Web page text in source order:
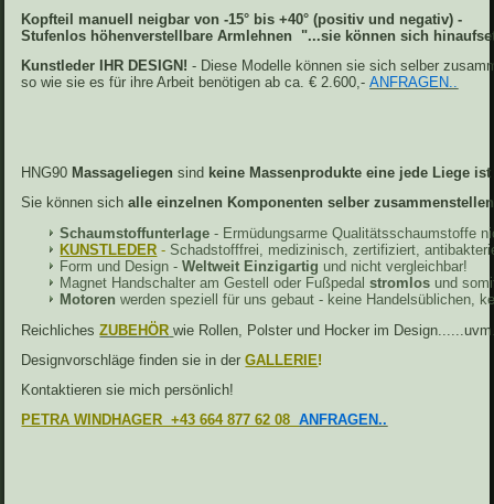
Kopfteil manuell neigbar von -15° bis +40° (positiv und negativ) -
Stufenlos höhenverstellbare Armlehnen "...sie können sich
Kunstleder IHR DESIGN! - Diese Modelle können sie sich selber
so wie sie es für ihre Arbeit benötigen ab ca. € 2.600,-ANFRAGEN..
HNG90 Massageliegen sind keine Massenprodukte eine jede Liege
Sie können sichalle einzelnen Komponenten selber zusammenstellen
Schaumstoffunterlage - Ermüdungsarme Qualitätsschaumstoffe
KUNSTLEDER -Schadstofffrei, medizinisch, zertifiziert,
Form und Design -Weltweit Einzigartig und nicht vergleichbar!
Magnet Handschalter am Gestell oder Fußpedalstromlos und
Motoren werden speziell für uns gebaut - keine Handelsüblichen,
ReichlichesZUBEHÖR wie Rollen, Polster und Hocker im
Designvorschläge finden sie in derGALLERIE!
Kontaktieren sie mich persönlich!
PETRA WINDHAGER +43 664 877 62 08ANFRAGEN..